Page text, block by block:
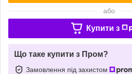
або
Купити з
Що таке купити з Пром?
Замовлення під захистом